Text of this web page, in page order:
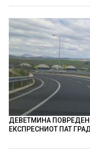
ДЕВЕТМИНА
ЕКСПРЕСНИОТ ПАТ